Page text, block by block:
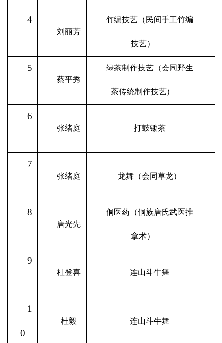
4
刘丽芳
竹编技艺（民间手工竹编
技艺）
5
蔡平秀
绿茶制作技艺（会同野生
茶传统制作技艺）
6
张绪庭 打鼓锄茶
7
张绪庭 龙舞（会同草龙）
8
唐光先
侗医药（侗族唐氏武医推
拿术）
9
杜登喜 连山斗牛舞
1
0
杜毅 连山斗牛舞